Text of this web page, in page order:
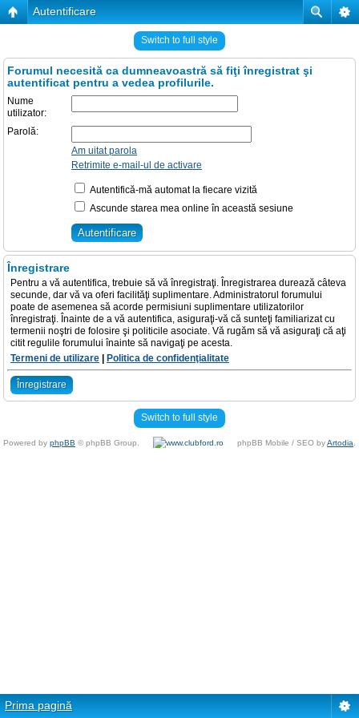
Autentificare
Switch to full style
Forumul necesită ca dumneavoastră să fiţi înregistrat şi
autentificat pentru a vedea profilurile.
Nume
utilizator:
Parolă:
Am uitat parola
Retrimite e-mail-ul de activare
Autentifică-mă automat la fiecare vizită
Ascunde starea mea online în această sesiune
Înregistrare
Pentru a vă autentifica, trebuie să vă înregistraţi. Înregistrarea durează câteva
secunde, dar vă va oferi facilităţi suplimentare. Administratorul forumului
poate de asemenea să acorde permisiuni suplimentare utilizatorilor
înregistraţi. Înainte de a vă autentifica, asiguraţi-vă că sunteţi familiarizat cu
termenii noştri de folosire şi politicile asociate. Vă rugăm să vă asiguraţi că aţi
citit regulile forumului înainte să navigaţi pe acesta.
Termeni de utilizare
Politica de confidenţialitate
Înregistrare
Switch to full style
Powered by phpBB © phpBB Group. phpBB Mobile / SEO byArtodia
Prima pagină